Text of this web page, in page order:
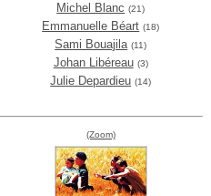
Michel Blanc (21)
Emmanuelle Béart (18)
Sami Bouajila (11)
Johan Libéreau (3)
Julie Depardieu (14)
(Zoom)